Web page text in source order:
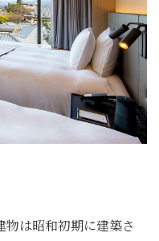
物は昭和初期に建築さ